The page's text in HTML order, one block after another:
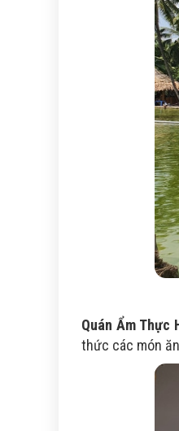
Quán Ẩm Thực
thức các món